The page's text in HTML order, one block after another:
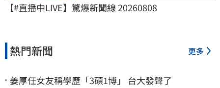
【#直播中LIVE】驚爆新聞線 20260808
熱門新聞 更多
姜厚任女友稱學歷「3碩1博」 台大發聲了